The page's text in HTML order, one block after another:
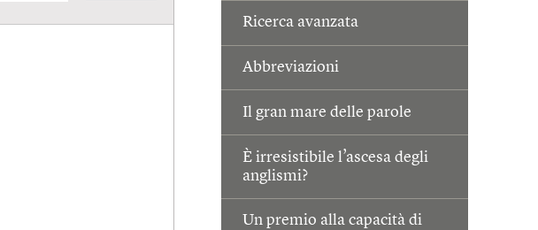
Ricerca avanzata
Abbreviazioni
Il gran mare delle parole
È irresistibile l’ascesa degli
anglismi?
Un premio alla capacità di